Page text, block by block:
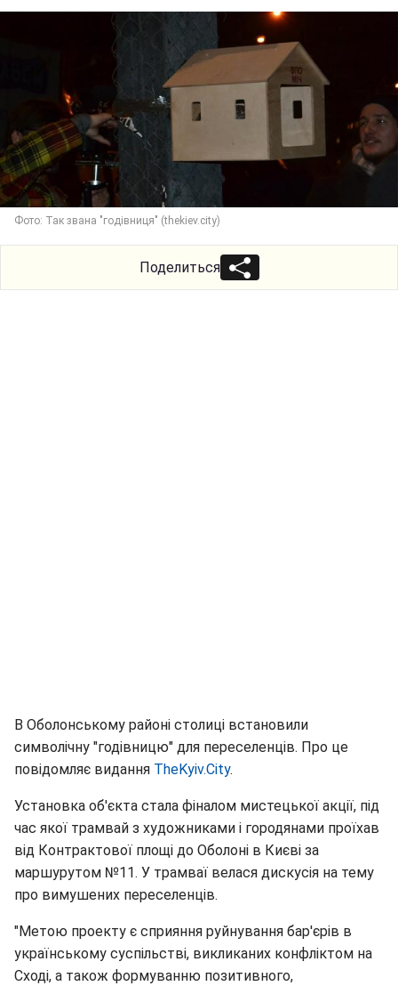
Фото: Так звана "годівниця" (thekiev.city)
Поделиться
В Оболонському районі столиці встановили
символічну "годівницю" для переселенців. Про це
повідомляє видання TheKyiv.City.
Установка об'єкта стала фіналом мистецької акції, під
час якої трамвай з художниками і городянами проїхав
від Контрактової площі до Оболоні в Києві за
маршурутом №11. У трамваї велася дискусія на тему
про вимушених переселенців.
"Метою проекту є сприяння руйнування бар'єрів в
українському суспільстві, викликаних конфліктом на
Сході, а також формуванню позитивного,